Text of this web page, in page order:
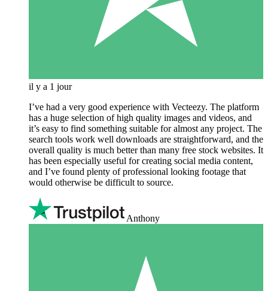
il y a 1 jour
I’ve had a very good experience with Vecteezy. The platform
has a huge selection of high quality images and videos, and
it’s easy to find something suitable for almost any project. The
search tools work well downloads are straightforward, and the
overall quality is much better than many free stock websites. It
has been especially useful for creating social media content,
and I’ve found plenty of professional looking footage that
would otherwise be difficult to source.
Anthony